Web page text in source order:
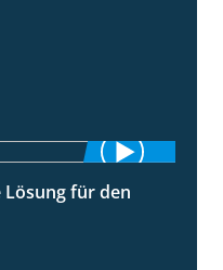
2:22
Lösung für den